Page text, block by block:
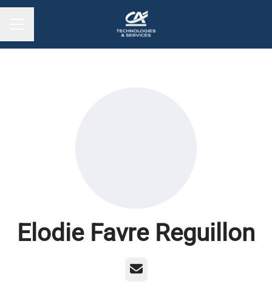
Elodie Favre Reguillon
E-mail